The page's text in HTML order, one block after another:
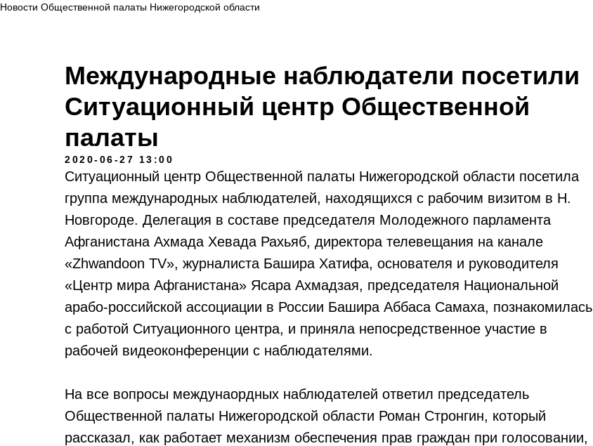
Новости Общественной палаты Нижегородской области
Международные наблюдатели посетили
Ситуационный центр Общественной
палаты
2020-06-27 13:00
Ситуационный центр Общественной палаты Нижегородской области посетила
группа международных наблюдателей, находящихся с рабочим визитом в Н.
Новгороде. Делегация в составе председателя Молодежного парламента
Афганистана Ахмада Хевада Рахьяб, директора телевещания на канале
«Zhwandoon TV», журналиста Башира Хатифа, основателя и руководителя
«Центр мира Афганистана» Ясара Ахмадзая, председателя Национальной
арабо-российской ассоциации в России Башира Аббаса Самаха, познакомилась
с работой Ситуационного центра, и приняла непосредственное участие в
рабочей видеоконференции с наблюдателями.
На все вопросы междунаордных наблюдателей ответил председатель
Общественной палаты Нижегородской области Роман Стронгин, который
рассказал, как работает механизм обеспечения прав граждан при голосовании,